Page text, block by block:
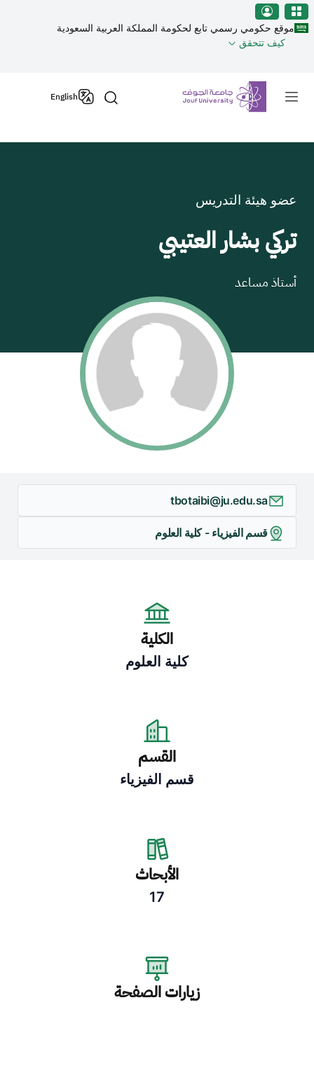
منطقة الجوف-جامعة الجوف
تجاوز إلى المحتوى الرئيسي
موقع حكومي رسمي تابع لحكومة المملكة العربية السعودية
كيف تتحقق
Primary menu
English
عضو هيئة التدريس
تركي بشار العتيبي
أستاذ مساعد
tbotaibi@ju.edu.sa
قسم الفيزياء - كلية العلوم
الكلية
كلية العلوم
القسم
قسم الفيزياء
الأبحاث
17
زيارات الصفحة